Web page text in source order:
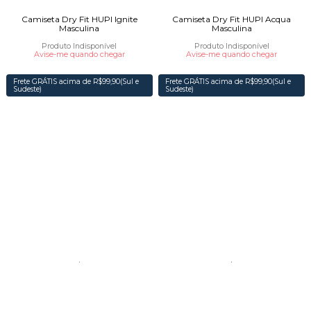
Camiseta Dry Fit HUPI Ignite
Masculina
Produto Indisponível
Avise-me quando chegar
Frete GRÁTIS acima de R$99,90(Sul e
Sudeste)
Camiseta Dry Fit HUPI Acqua
Masculina
Produto Indisponível
Avise-me quando chegar
Frete GRÁTIS acima de R$99,90(Sul e
Sudeste)